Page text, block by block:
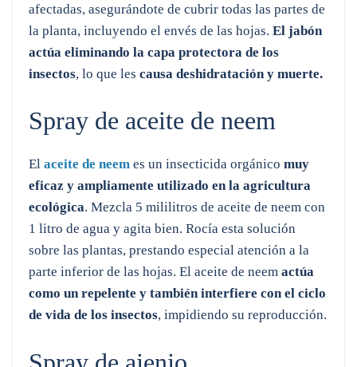
afectadas, asegurándote de cubrir todas las partes de
la planta, incluyendo el envés de las hojas. El jabón
actúa eliminando la capa protectora de los
insectos, lo que les causa deshidratación y muerte.
Spray de aceite de neem
El aceite de neem es un insecticida orgánico muy
eficaz y ampliamente utilizado en la agricultura
ecológica. Mezcla 5 mililitros de aceite de neem con
1 litro de agua y agita bien. Rocía esta solución
sobre las plantas, prestando especial atención a la
parte inferior de las hojas. El aceite de neem actúa
como un repelente y también interfiere con el ciclo
de vida de los insectos, impidiendo su reproducción.